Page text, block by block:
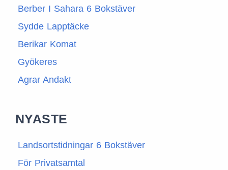
Berber I Sahara 6 Bokstäver
Sydde Lapptäcke
Berikar Komat
Gyökeres
Agrar Andakt
NYASTE
Landsortstidningar 6 Bokstäver
För Privatsamtal